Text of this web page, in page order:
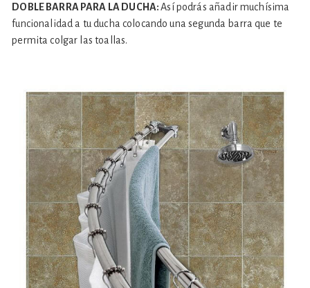
DOBLE BARRA PARA LA DUCHA:Así podrás añadir muchísima
funcionalidad a tu ducha colocando una segunda barra que te
permita colgar las toallas.